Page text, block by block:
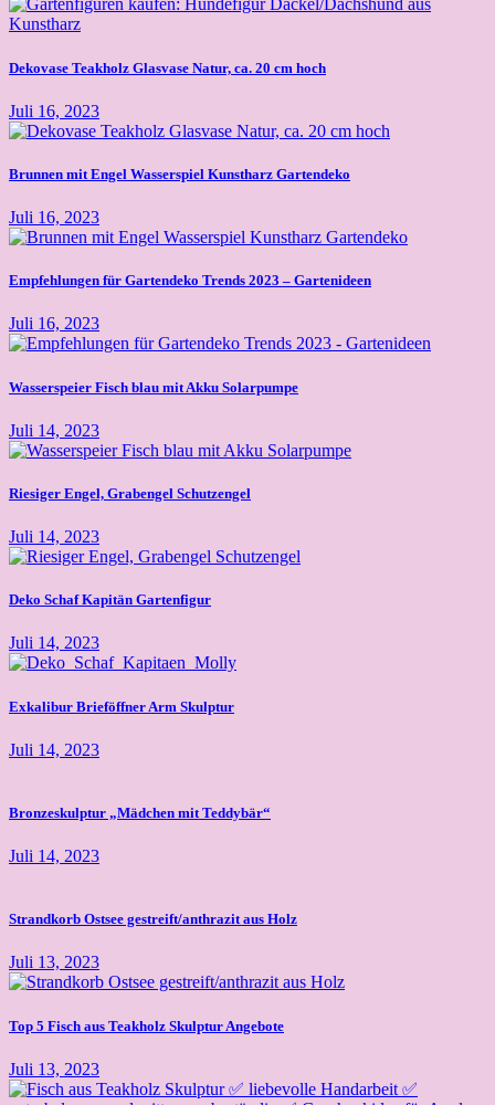
Dekovase Teakholz Glasvase Natur, ca. 20 cm hoch
Juli 16, 2023
Brunnen mit Engel Wasserspiel Kunstharz Gartendeko
Juli 16, 2023
Empfehlungen für Gartendeko Trends 2023 – Gartenideen
Juli 16, 2023
Wasserspeier Fisch blau mit Akku Solarpumpe
Juli 14, 2023
Riesiger Engel, Grabengel Schutzengel
Juli 14, 2023
Deko Schaf Kapitän Gartenfigur
Juli 14, 2023
Exkalibur Brieföffner Arm Skulptur
Juli 14, 2023
Bronzeskulptur „Mädchen mit Teddybär“
Juli 14, 2023
Strandkorb Ostsee gestreift/anthrazit aus Holz
Juli 13, 2023
Top 5 Fisch aus Teakholz Skulptur Angebote
Juli 13, 2023